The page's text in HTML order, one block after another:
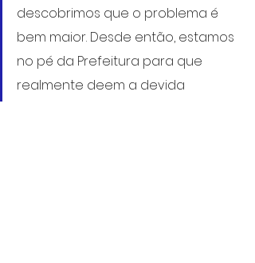
descobrimos que o problema é
bem maior. Desde então, estamos
no pé da Prefeitura para que
realmente deem a devida